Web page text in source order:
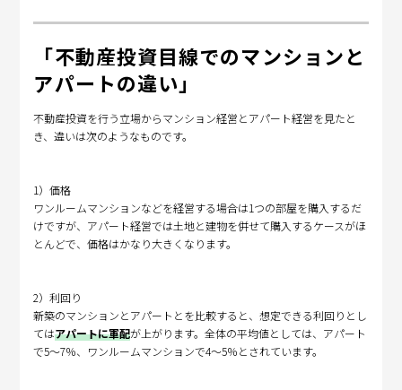
「不動産投資目線でのマンションと
アパートの違い」
不動産投資を行う立場からマンション経営とアパート経営を見たと
き、違いは次のようなものです。
1）価格
ワンルームマンションなどを経営する場合は1つの部屋を購入するだ
けですが、アパート経営では土地と建物を併せて購入するケースがほ
とんどで、価格はかなり大きくなります。
2）利回り
新築のマンションとアパートとを比較すると、想定できる利回りとし
てはアパートに軍配が上がります。全体の平均値としては、アパート
で5～7％、ワンルームマンションで4～5％とされています。